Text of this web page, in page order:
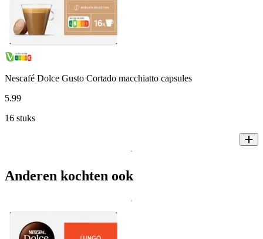
Nescafé Dolce Gusto Cortado macchiatto capsules
5.99
16 stuks
Anderen kochten ook